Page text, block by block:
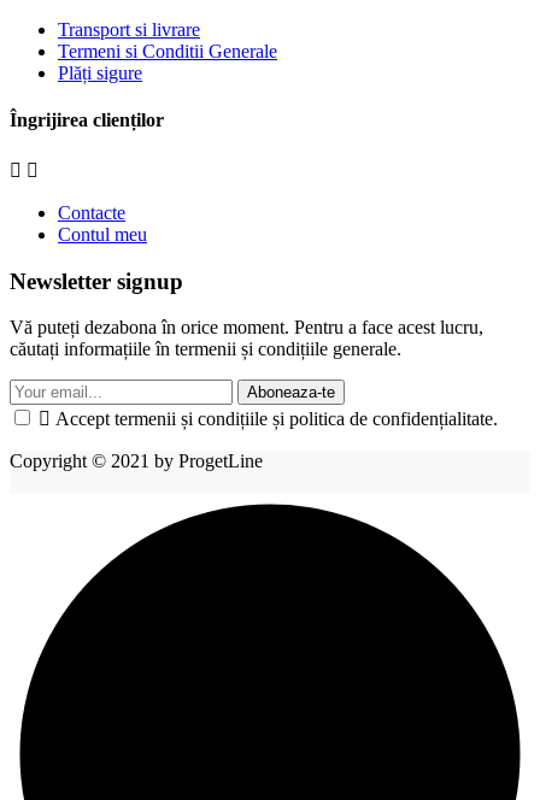
Transport si livrare
Termeni si Conditii Generale
Plăți sigure
Îngrijirea clienților
 
Contacte
Contul meu
Newsletter signup
Vă puteți dezabona în orice moment. Pentru a face acest lucru,
căutați informațiile în termenii și condițiile generale.
Aboneaza-te
 Accept termenii și condițiile și politica de confidențialitate.
Copyright © 2021 by ProgetLine